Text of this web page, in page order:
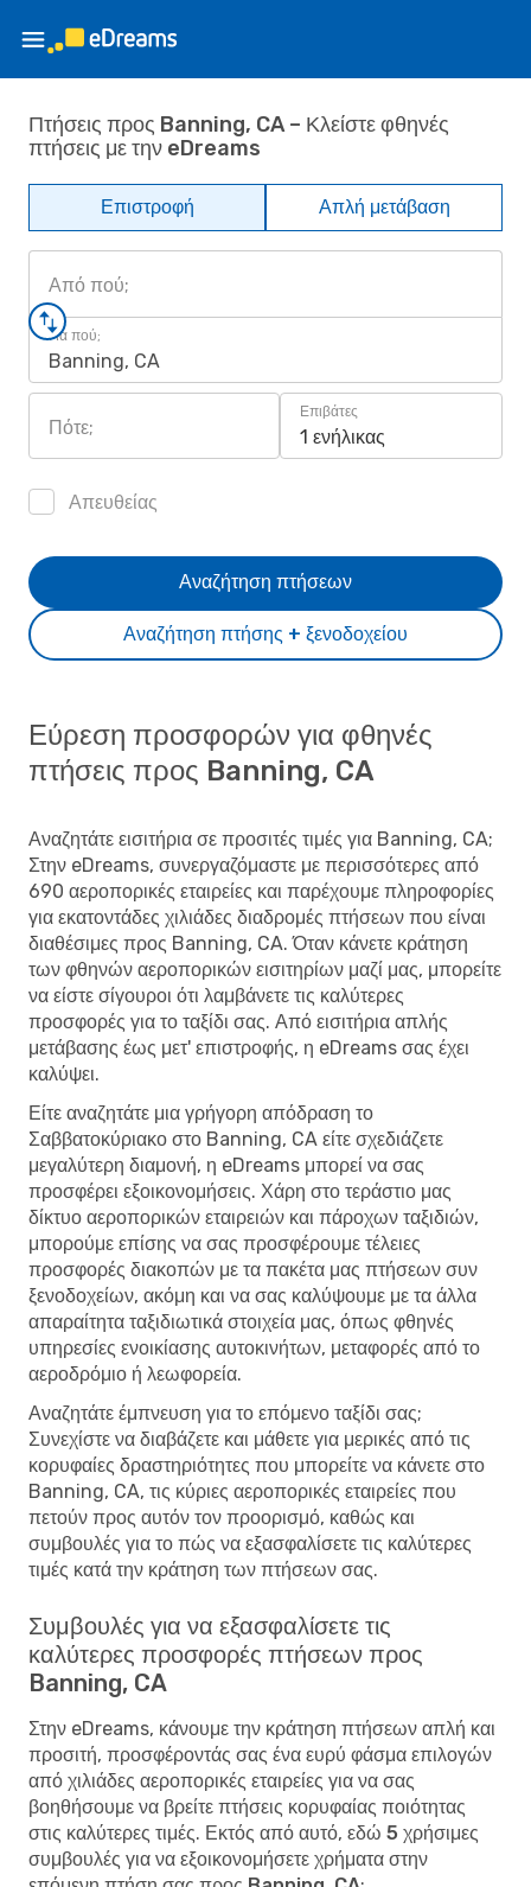
Πτήσεις προς Banning, CA – Κλείστε φθηνές
πτήσεις με την eDreams
Επιστροφή Απλή μετάβαση
Από πού;
Για πού;
Banning, CA
Πότε;
Επιβάτες
1 ενήλικας
Απευθείας
Αναζήτηση πτήσης + ξενοδοχείου
Αναζήτηση πτήσεων
Εύρεση προσφορών για φθηνές
πτήσεις προς Banning, CA
Αναζητάτε εισιτήρια σε προσιτές τιμές για Banning, CA;
Στην eDreams, συνεργαζόμαστε με περισσότερες από
690 αεροπορικές εταιρείες και παρέχουμε πληροφορίες
για εκατοντάδες χιλιάδες διαδρομές πτήσεων που είναι
διαθέσιμες προς Banning, CA. Όταν κάνετε κράτηση
των φθηνών αεροπορικών εισιτηρίων μαζί μας, μπορείτε
να είστε σίγουροι ότι λαμβάνετε τις καλύτερες
προσφορές για το ταξίδι σας. Από εισιτήρια απλής
μετάβασης έως μετ' επιστροφής, η eDreams σας έχει
καλύψει.
Είτε αναζητάτε μια γρήγορη απόδραση το
Σαββατοκύριακο στο Banning, CA είτε σχεδιάζετε
μεγαλύτερη διαμονή, η eDreams μπορεί να σας
προσφέρει εξοικονομήσεις. Χάρη στο τεράστιο μας
δίκτυο αεροπορικών εταιρειών και πάροχων ταξιδιών,
μπορούμε επίσης να σας προσφέρουμε τέλειες
προσφορές διακοπών με τα πακέτα μας πτήσεων συν
ξενοδοχείων, ακόμη και να σας καλύψουμε με τα άλλα
απαραίτητα ταξιδιωτικά στοιχεία μας, όπως φθηνές
υπηρεσίες ενοικίασης αυτοκινήτων, μεταφορές από το
αεροδρόμιο ή λεωφορεία.
Αναζητάτε έμπνευση για το επόμενο ταξίδι σας;
Συνεχίστε να διαβάζετε και μάθετε για μερικές από τις
κορυφαίες δραστηριότητες που μπορείτε να κάνετε στο
Banning, CA, τις κύριες αεροπορικές εταιρείες που
πετούν προς αυτόν τον προορισμό, καθώς και
συμβουλές για το πώς να εξασφαλίσετε τις καλύτερες
τιμές κατά την κράτηση των πτήσεων σας.
Συμβουλές για να εξασφαλίσετε τις
καλύτερες προσφορές πτήσεων προς
Banning, CA
Στην eDreams, κάνουμε την κράτηση πτήσεων απλή και
προσιτή, προσφέροντάς σας ένα ευρύ φάσμα επιλογών
από χιλιάδες αεροπορικές εταιρείες για να σας
βοηθήσουμε να βρείτε πτήσεις κορυφαίας ποιότητας
στις καλύτερες τιμές. Εκτός από αυτό, εδώ 5 χρήσιμες
συμβουλές για να εξοικονομήσετε χρήματα στην